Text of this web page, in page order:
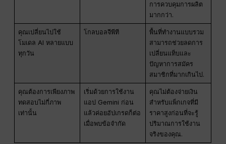
การควบคุมการผลิต
มากกว่า.
คุณเปลี่ยนไปใช้
โมเดล AI หลายแบบ
ทุกวัน
โกลบอลจีพีที
พื้นที่ทำงานแบบรวม
สามารถช่วยลดการ
เปลี่ยนแท็บและ
ปัญหาการสมัคร
สมาชิกที่มากเกินไป.
คุณต้องการเพียงภาพ
ทดสอบไม่กี่ภาพ
เท่านั้น
เริ่มด้วยการใช้งาน
แอป Gemini ก่อน
แล้วค่อยอัปเกรดก็ต่อ
เมื่อพบข้อจำกัด
คุณไม่ต้องจ่ายเงิน
สำหรับแพ็กเกจที่มี
ราคาสูงก่อนที่จะรู้
ปริมาณการใช้งาน
จริงของคุณ.